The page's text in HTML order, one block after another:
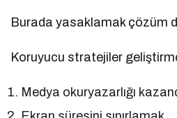
Burada yasaklamak çözüm
Koruyucu stratejiler
Medya okuryazarlığı